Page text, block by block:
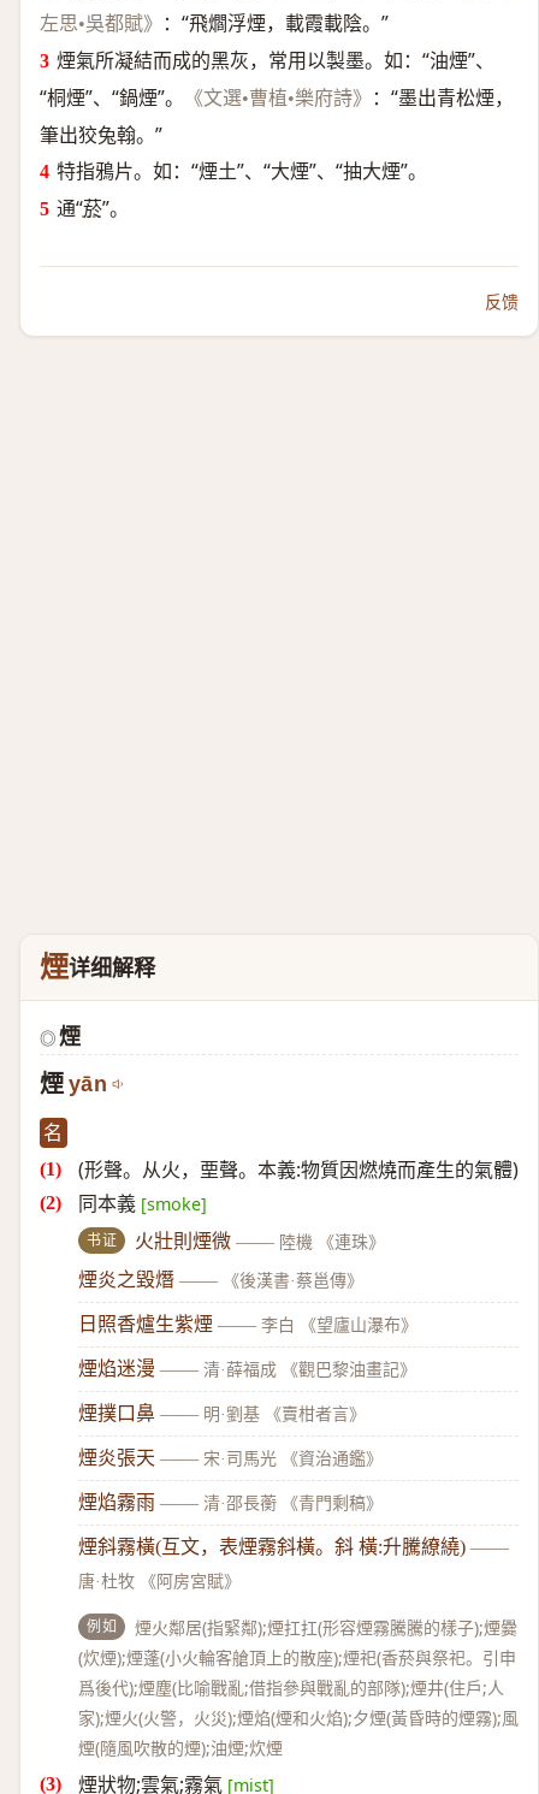
左思•吳都賦》
：“飛爓浮煙，載霞載陰。”
煙氣所凝結而成的黑灰，常用以製墨。如：“油煙”、
“桐煙”、“鍋煙”。
《文選•曹植•樂府詩》
：“墨出青松煙，
筆出狡兔翰。”
特指鴉片。如：“煙土”、“大煙”、“抽大煙”。
通“菸”。
反馈
煙详细解释
◎ 煙
煙 yān
名
(形聲。从火，垔聲。本義:物質因燃燒而產生的氣體)
同本義 [smoke]
书证 火壯則煙微 —— 陸機 《連珠》
煙炎之毀熸 —— 《後漢書·蔡邕傳》
日照香爐生紫煙 —— 李白 《望廬山瀑布》
煙焰迷漫 —— 清·薛福成 《觀巴黎油畫記》
煙撲口鼻 —— 明·劉基 《賣柑者言》
煙炎張天 —— 宋·司馬光 《資治通鑑》
煙焰霧雨 —— 清·邵長蘅 《青門剩稿》
煙斜霧橫(互文，表煙霧斜橫。斜 橫:升騰繚繞) ——
唐·杜牧 《阿房宮賦》
例如
煙火鄰居(指緊鄰);煙扛扛(形容煙霧騰騰的樣子);煙爨
(炊煙);煙蓬(小火輪客艙頂上的散座);煙祀(香菸與祭祀。引申
爲後代);煙塵(比喻戰亂;借指參與戰亂的部隊);煙井(住戶;人
家);煙火(火警，火災);煙焰(煙和火焰);夕煙(黃昏時的煙霧);風
煙(隨風吹散的煙);油煙;炊煙
煙狀物;雲氣;霧氣 [mist]